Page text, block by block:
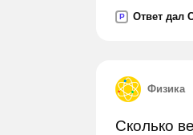
P Ответ дал
Физика
Сколько